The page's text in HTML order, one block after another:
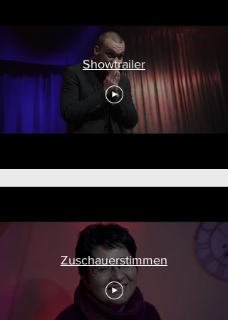
Showtrailer
Zuschauerstimmen